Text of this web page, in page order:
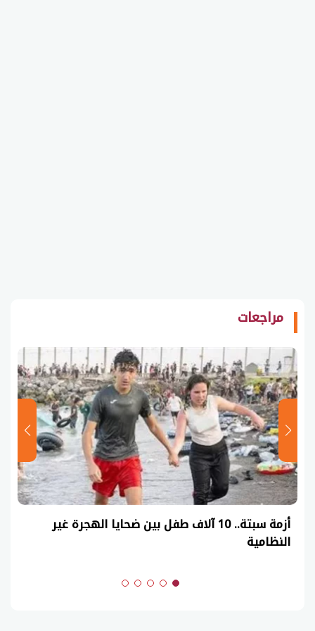
مراجعات
أزمة سبتة.. 10 آلاف طفل بين ضحايا الهجرة غير
النظامية